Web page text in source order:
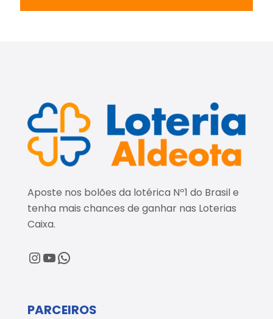
Aposte nos bolões da lotérica Nº1 do Brasil e
tenha mais chances de ganhar nas Loterias
Caixa.
@loteriaaldeota
@loteriaaldeota
Central de Atendimento
PARCEIROS